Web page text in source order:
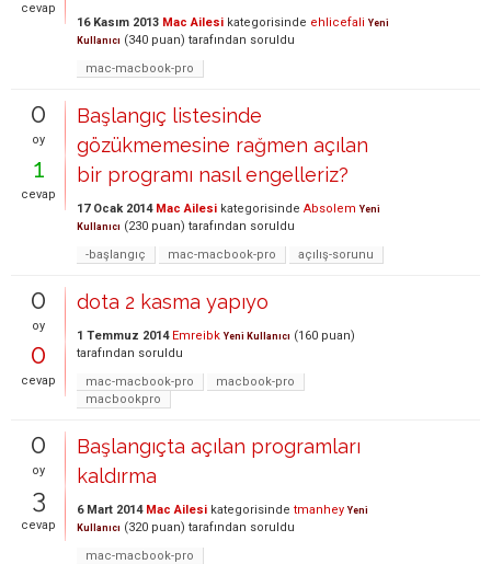
cevap
16 Kasım 2013 Mac Ailesi kategorisinde ehlicefali Yeni
Kullanıcı (340 puan) tarafından soruldu
mac-macbook-pro
0
oy
1
cevap
Başlangıç listesinde
gözükmemesine rağmen açılan
bir programı nasıl engelleriz?
17 Ocak 2014 Mac Ailesi kategorisinde Absolem Yeni
Kullanıcı (230 puan) tarafından soruldu
-başlangıç
mac-macbook-pro açılış-sorunu
0
oy
0
cevap
dota 2 kasma yapıyo
1 Temmuz 2014 Emreibk Yeni Kullanıcı (160 puan)
tarafından soruldu
mac-macbook-pro
macbook-pro
macbookpro
0
oy
3
cevap
Başlangıçta açılan programları
kaldırma
6 Mart 2014 Mac Ailesi kategorisinde tmanhey Yeni
Kullanıcı (320 puan) tarafından soruldu
mac-macbook-pro